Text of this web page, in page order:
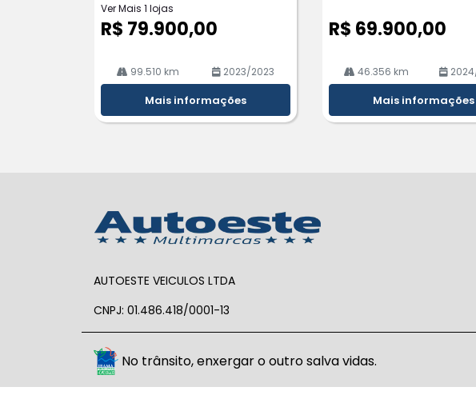
Ver Mais 1 lojas
R$ 79.900,00
99.510 km 2023/2023
Mais informações
R$ 69.900,00
46.356 km
Mais informações
AUTOESTE VEICULOS LTDA
CNPJ: 01.486.418/0001-13
No trânsito, enxergar o outro salva vidas.